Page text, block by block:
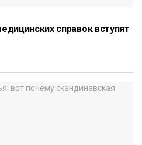
справок вступят